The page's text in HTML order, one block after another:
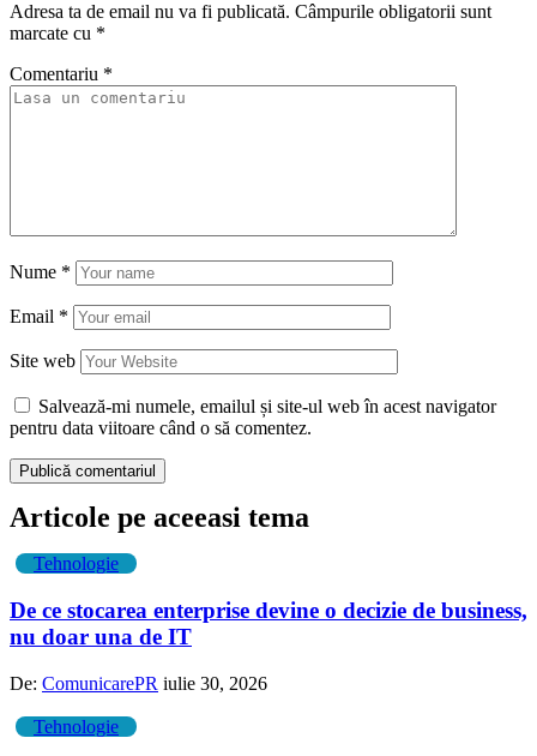
Adresa ta de email nu va fi publicată. Câmpurile obligatorii sunt
marcate cu *
Comentariu *
Nume *
Email *
Site web
Salvează-mi numele, emailul și site-ul web în acest navigator
pentru data viitoare când o să comentez.
Articole pe aceeasi tema
Tehnologie
De ce stocarea enterprise devine o decizie de business,
nu doar una de IT
De: ComunicarePR iulie 30, 2026
Tehnologie